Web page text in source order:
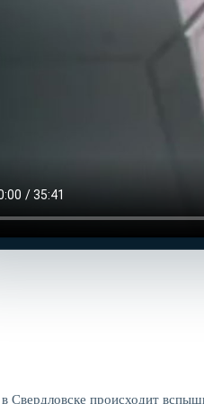
Свердловске происходит